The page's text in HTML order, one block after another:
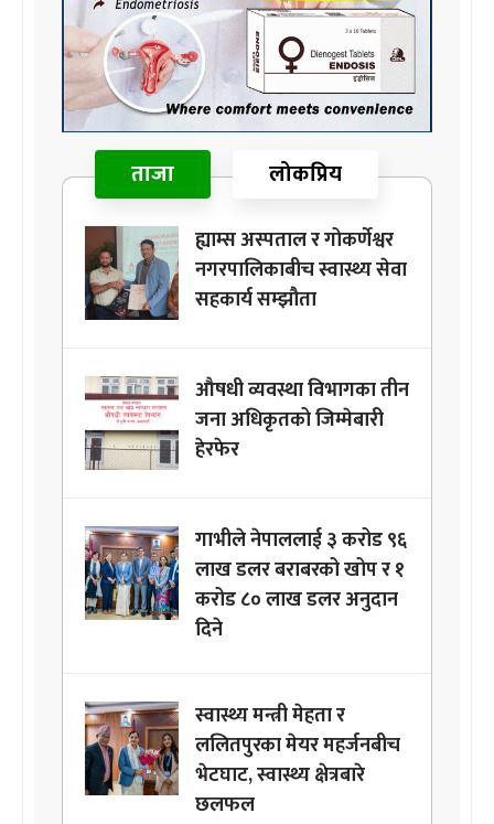
ताजा लोकप्रिय
ह्याम्स अस्पताल र गोकर्णेश्वर
नगरपालिकाबीच स्वास्थ्य सेवा
सहकार्य सम्झौता
औषधी व्यवस्था विभागका तीन
जना अधिकृतको जिम्मेबारी
हेरफेर
गाभीले नेपाललाई ३ करोड ९६
लाख डलर बराबरको खोप र १
करोड ८० लाख डलर अनुदान
दिने
स्वास्थ्य मन्त्री मेहता र
ललितपुरका मेयर महर्जनबीच
भेटघाट, स्वास्थ्य क्षेत्रबारे
छलफल